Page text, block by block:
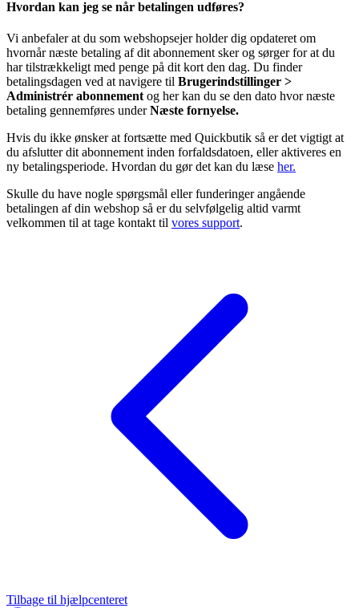
Hvordan kan jeg se når betalingen udføres?
Vi anbefaler at du som webshopsejer holder dig opdateret om
hvornår næste betaling af dit abonnement sker og sørger for at du
har tilstrækkeligt med penge på dit kort den dag. Du finder
betalingsdagen ved at navigere til Brugerindstillinger >
Administrér abonnementog her kan du se den dato hvor næste
betaling gennemføres underNæste fornyelse.
Hvis du ikke ønsker at fortsætte med Quickbutik så er det vigtigt at
du afslutter dit abonnement inden forfaldsdatoen, eller aktiveres en
ny betalingsperiode. Hvordan du gør det kan du læse her.
Skulle du have nogle spørgsmål eller funderinger angående
betalingen af din webshop så er du selvfølgelig altid varmt
velkommen til at tage kontakt til vores support.
Tilbage til hjælpcenteret